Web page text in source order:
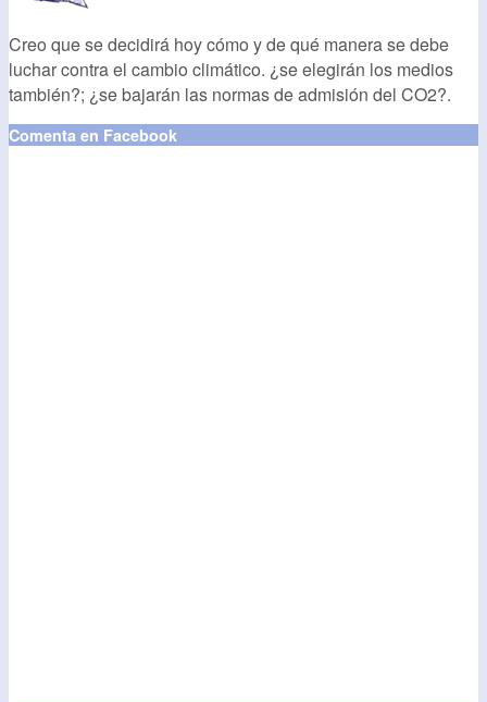
Creo que se decidirá hoy cómo y de qué manera se debe
luchar contra el cambio climático. ¿se elegirán los medios
también?; ¿se bajarán las normas de admisión del CO2?.
Comenta en Facebook